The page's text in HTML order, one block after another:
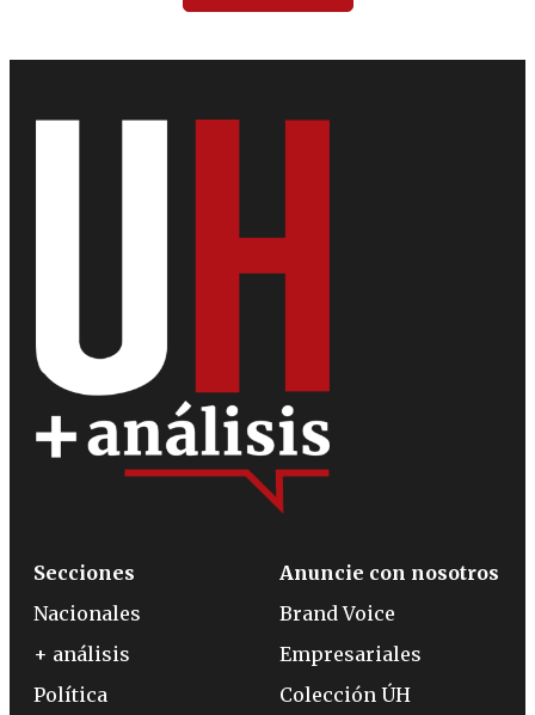
Secciones
Nacionales
+ análisis
Política
Anuncie con nosotros
Brand Voice
Empresariales
Colección ÚH